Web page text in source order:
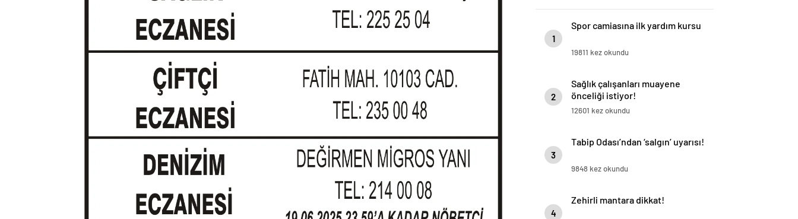
1
Spor camiasına ilk yardım kursu
19811 kez okundu
2
Sağlık çalışanları muayene
önceliği istiyor!
12601 kez okundu
3
Tabip Odası’ndan ‘salgın’ uyarısı!
9848 kez okundu
4
Zehirli mantara dikkat!